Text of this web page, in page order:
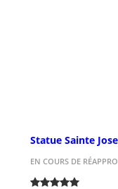
Statue Sainte
EN COURS DE